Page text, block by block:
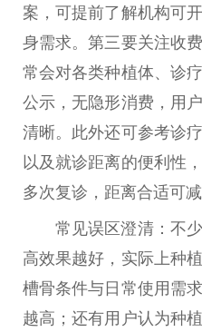
案，可提前了解机构可
身需求。第三要关注收
常会对各类种植体、诊
公示，无隐形消费，用
清晰。此外还可参考诊
以及就诊距离的便利性
多次复诊，距离合适可
常见误区澄清：不
高效果越好，实际上种
槽骨条件与日常使用需
越高；还有用户认为种